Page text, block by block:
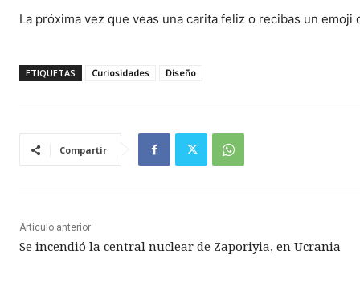
La próxima vez que veas una carita feliz o recibas un
ETIQUETAS Curiosidades Diseño
Compartir
Artículo anterior
Se incendió la central nuclear de Zaporiyia, en Ucrania